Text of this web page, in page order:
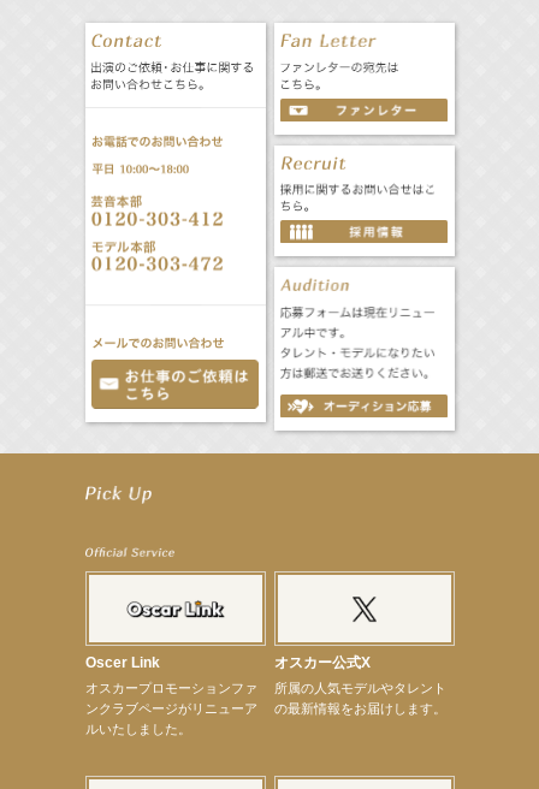
【笛木優子】8月13日（木）ドラマ『大空港〜GATE24〜』ゲスト出演決定！
【elfin’】7thシングル『全世界』がFMたいはくでO.A.決定♪
【elfin’】7thシングル『全世界』がFM-UUでO.A.決定♪
【elfin’】7thシングル『全世界』がFM TANABEでO.A.決定♪
【昆虫ハンター牧田習】8月13日（木）プライムツリー赤池「ふれあい昆虫フェスティバル」トーク
ショーゲスト出演！
【井頭愛海】『小さなお葬式』TV-CM出演！
【定本楓馬】WEB DIGVII 連載企画『東京23時』に登場！
Oscer Link
オスカープロモーションファ
ンクラブページがリニューア
ルいたしました。
オスカー公式X
所属の人気モデルやタレント
の最新情報をお届けします。